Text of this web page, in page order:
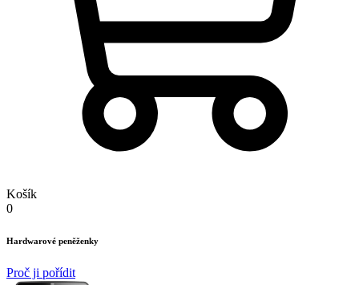
Košík
0
Hardwarové peněženky
Proč ji pořídit